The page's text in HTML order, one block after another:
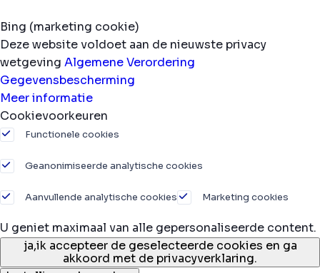
Bing (marketing cookie)
Deze website voldoet aan de nieuwste privacy
wetgeving Algemene Verordering
Gegevensbescherming
Meer informatie
Cookievoorkeuren
Functionele cookies
Geanonimiseerde analytische cookies
Aanvullende analytische cookies Marketing cookies
U geniet maximaal van alle gepersonaliseerde content.
ja,ik accepteer de geselecteerde cookies en ga
akkoord met de privacyverklaring.